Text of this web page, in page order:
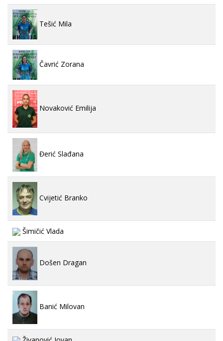
Tešić Mila
Čavrić Zorana
Novaković Emilija
Đerić Slađana
Cvijetić Branko
Šimičić Vlada
Došen Dragan
Banić Milovan